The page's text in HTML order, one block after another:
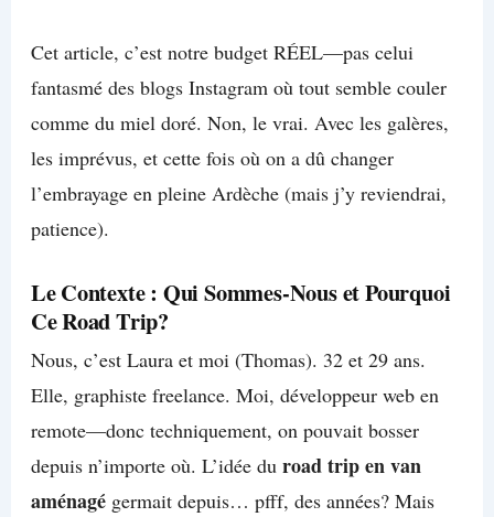
Cet article, c’est notre budget RÉEL—pas celui
fantasmé des blogs Instagram où tout semble couler
comme du miel doré. Non, le vrai. Avec les galères,
les imprévus, et cette fois où on a dû changer
l’embrayage en pleine Ardèche (mais j’y reviendrai,
patience).
Le Contexte : Qui Sommes-Nous et Pourquoi
Ce Road Trip?
Nous, c’est Laura et moi (Thomas). 32 et 29 ans.
Elle, graphiste freelance. Moi, développeur web en
remote—donc techniquement, on pouvait bosser
depuis n’importe où. L’idée du road trip en van
aménagégermait depuis… pfff, des années? Mais